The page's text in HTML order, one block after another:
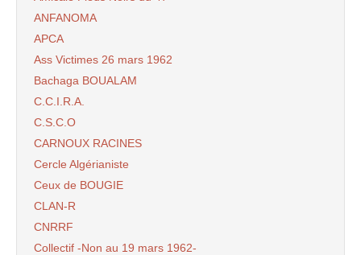
ANFANOMA
APCA
Ass Victimes 26 mars 1962
Bachaga BOUALAM
C.C.I.R.A.
C.S.C.O
CARNOUX RACINES
Cercle Algérianiste
Ceux de BOUGIE
CLAN-R
CNRRF
Collectif -Non au 19 mars 1962-